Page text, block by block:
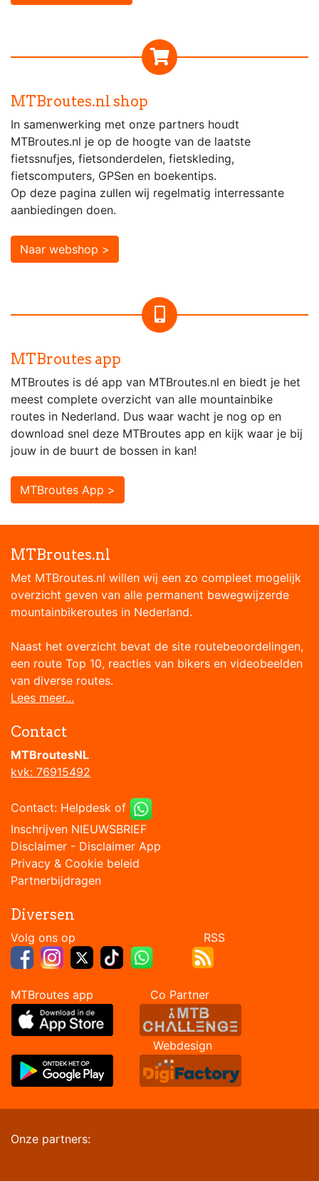
MTBroutes.nl shop
In samenwerking met onze partners houdt
MTBroutes.nl je op de hoogte van de laatste
fietssnufjes, fietsonderdelen, fietskleding,
fietscomputers, GPSen en boekentips.
Op deze pagina zullen wij regelmatig interressante
aanbiedingen doen.
Naar webshop >
MTBroutes app
MTBroutes is dé app van MTBroutes.nl en biedt je het
meest complete overzicht van alle mountainbike
routes in Nederland. Dus waar wacht je nog op en
download snel deze MTBroutes app en kijk waar je bij
jouw in de buurt de bossen in kan!
MTBroutes App >
MTBroutes.nl
Met MTBroutes.nl willen wij een zo compleet mogelijk
overzicht geven van alle permanent bewegwijzerde
mountainbikeroutes in Nederland.
Naast het overzicht bevat de site routebeoordelingen,
een route Top 10, reacties van bikers en videobeelden
van diverse routes.
Lees meer...
Contact
MTBroutesNL
kvk: 76915492
Contact: Helpdesk of
Inschrijven NIEUWSBRIEF
Disclaimer - Disclaimer App
Privacy & Cookie beleid
Partnerbijdragen
Diversen
Volg ons op RSS
MTBroutes app Co Partner
Webdesign
Onze partners: